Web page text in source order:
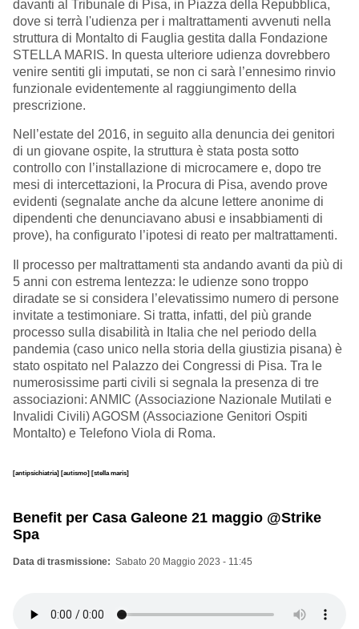
davanti al Tribunale di Pisa, in Piazza della Repubblica,
dove si terrà l'udienza per i maltrattamenti avvenuti nella
struttura di Montalto di Fauglia gestita dalla Fondazione
STELLA MARIS. In questa ulteriore udienza dovrebbero
venire sentiti gli imputati, se non ci sarà l’ennesimo rinvio
funzionale evidentemente al raggiungimento della
prescrizione.
Nell’estate del 2016, in seguito alla denuncia dei genitori
di un giovane ospite, la struttura è stata posta sotto
controllo con l’installazione di microcamere e, dopo tre
mesi di intercettazioni, la Procura di Pisa, avendo prove
evidenti (segnalate anche da alcune lettere anonime di
dipendenti che denunciavano abusi e insabbiamenti di
prove), ha configurato l’ipotesi di reato per maltrattamenti.
Il processo per maltrattamenti sta andando avanti da più di
5 anni con estrema lentezza: le udienze sono troppo
diradate se si considera l’elevatissimo numero di persone
invitate a testimoniare. Si tratta, infatti, del più grande
processo sulla disabilità in Italia che nel periodo della
pandemia (caso unico nella storia della giustizia pisana) è
stato ospitato nel Palazzo dei Congressi di Pisa. Tra le
numerosissime parti civili si segnala la presenza di tre
associazioni: ANMIC (Associazione Nazionale Mutilati e
Invalidi Civili) AGOSM (Associazione Genitori Ospiti
Montalto) e Telefono Viola di Roma.
[antipsichiatria] [autismo] [stella maris]
Benefit per Casa Galeone 21 maggio @Strike
Spa
Data di trasmissione Sabato 20 Maggio 2023 - 11:45